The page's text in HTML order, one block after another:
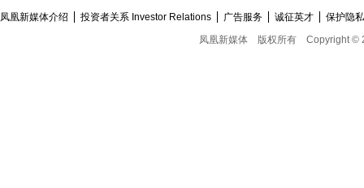
凤凰新媒体介绍 投资者关系 Investor Relations 广告服务 诚征英才
保护隐
凤凰新媒体
版权所有 Copyright ©